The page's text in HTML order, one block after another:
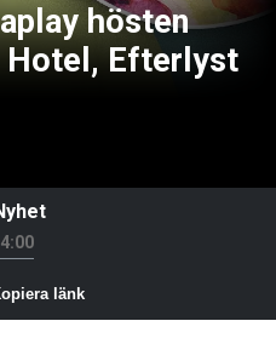
hösten
Hotel, Efterlyst
länk